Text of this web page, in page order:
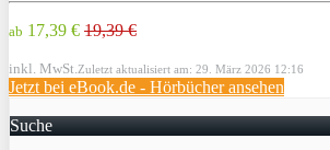
ab 17,39 € 19,39 €
inkl. MwSt. Zuletzt aktualisiert am: 29. März 2026 12:16
Jetzt bei eBook.de - Hörbücher ansehen
Suche